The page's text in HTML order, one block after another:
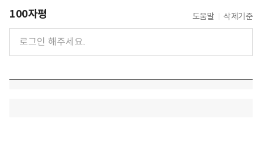
100자평 도움말 삭제기준